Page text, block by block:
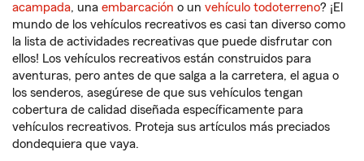
acampada, una embarcación o un vehículo todoterreno? ¡El
mundo de los vehículos recreativos es casi tan diverso como
la lista de actividades recreativas que puede disfrutar con
ellos! Los vehículos recreativos están construidos para
aventuras, pero antes de que salga a la carretera, el agua o
los senderos, asegúrese de que sus vehículos tengan
cobertura de calidad diseñada específicamente para
vehículos recreativos. Proteja sus artículos más preciados
dondequiera que vaya.